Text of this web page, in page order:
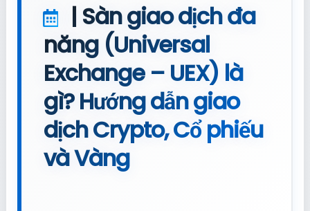
| Sàn giao dịch đa
năng (Universal
Exchange – UEX) là
gì? Hướng dẫn giao
dịch Crypto, Cổ phiếu
và Vàng